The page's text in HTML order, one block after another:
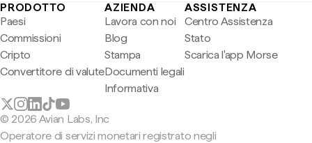
PRODOTTO
Paesi
Commissioni
Cripto
Convertitore di valute
AZIENDA
Lavora con noi
Blog
Stampa
Documenti legali
Informativa
ASSISTENZA
Centro Assistenza
Stato
Scarica l'app Morse
© 2026 Avian Labs, Inc
Operatore di servizi monetari registrato negli